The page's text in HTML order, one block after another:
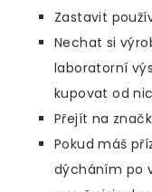
Zastavit
Nechat si
laboratorní
kupovat od
Přejít na
Pokud máš
dýcháním po